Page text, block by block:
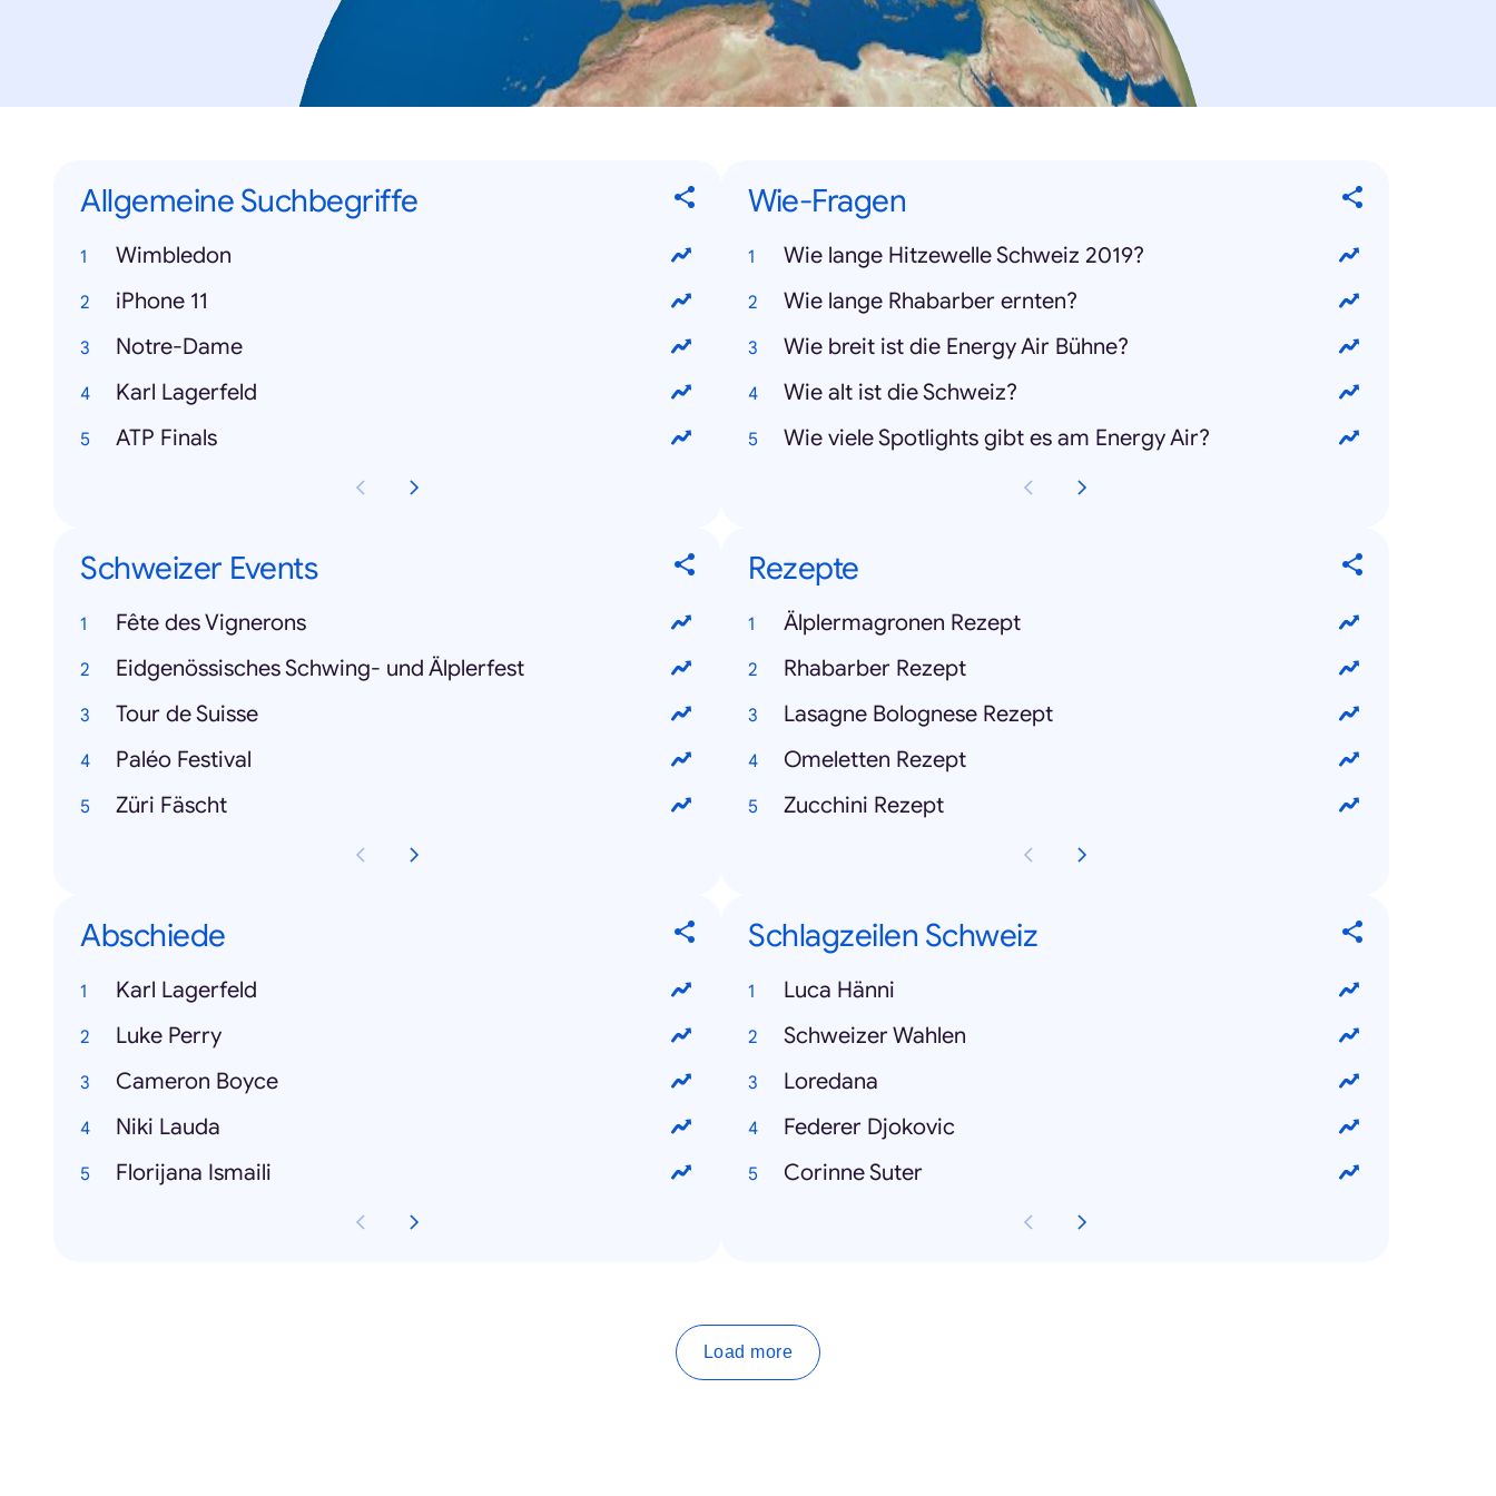
Allgemeine Suchbegriffe
Wimbledon
iPhone 11
Notre-Dame
Karl Lagerfeld
ATP Finals
Wie-Fragen
Wie lange Hitzewelle Schweiz 2019?
Wie lange Rhabarber ernten?
Wie breit ist die Energy Air Bühne?
Wie alt ist die Schweiz?
Wie viele Spotlights gibt es am Energy Air?
Schweizer Events
Fête des Vignerons
Eidgenössisches Schwing- und Älplerfest
Tour de Suisse
Paléo Festival
Züri Fäscht
Rezepte
Älplermagronen Rezept
Rhabarber Rezept
Lasagne Bolognese Rezept
Omeletten Rezept
Zucchini Rezept
Abschiede
Karl Lagerfeld
Luke Perry
Cameron Boyce
Niki Lauda
Florijana Ismaili
Schlagzeilen Schweiz
Luca Hänni
Schweizer Wahlen
Loredana
Federer Djokovic
Corinne Suter
Load more